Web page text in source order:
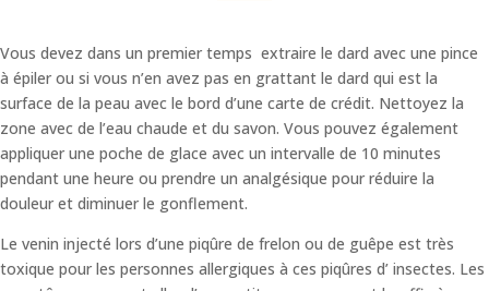
Vous devez dans un premier temps extraire le dard avec une pince
à épiler ou si vous n’en avez pas en grattant le dard qui est la
surface de la peau avec le bord d’une carte de crédit. Nettoyez la
zone avec de l’eau chaude et du savon. Vous pouvez également
appliquer une poche de glace avec un intervalle de 10 minutes
pendant une heure ou prendre un analgésique pour réduire la
douleur et diminuer le gonflement.
Le venin injecté lors d’une piqûre de frelon ou de guêpe est très
toxique pour les personnes allergiques à ces piqûres d’ insectes. Les